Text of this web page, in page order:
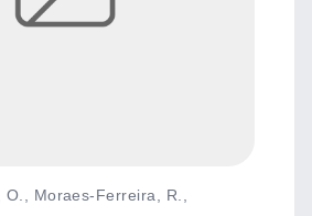
Moraes-Ferreira, R.,